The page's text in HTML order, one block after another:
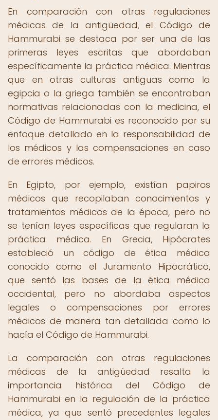
En comparación con otras regulaciones
médicas de la antigüedad, el Código de
Hammurabi se destaca por ser una de las
primeras leyes escritas que abordaban
específicamente la práctica médica. Mientras
que en otras culturas antiguas como la
egipcia o la griega también se encontraban
normativas relacionadas con la medicina, el
Código de Hammurabi es reconocido por su
enfoque detallado en la responsabilidad de
los médicos y las compensaciones en caso
de errores médicos.
En Egipto, por ejemplo, existían papiros
médicos que recopilaban conocimientos y
tratamientos médicos de la época, pero no
se tenían leyes específicas que regularan la
práctica médica. En Grecia, Hipócrates
estableció un código de ética médica
conocido como el Juramento Hipocrático,
que sentó las bases de la ética médica
occidental, pero no abordaba aspectos
legales o compensaciones por errores
médicos de manera tan detallada como lo
hacía el Código de Hammurabi.
La comparación con otras regulaciones
médicas de la antigüedad resalta la
importancia histórica del Código de
Hammurabi en la regulación de la práctica
médica, ya que sentó precedentes legales